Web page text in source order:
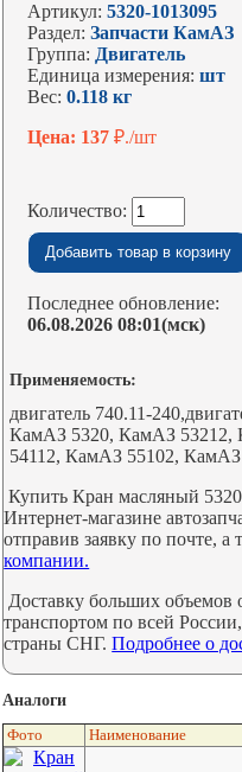
Артикул:5320-1013095
Раздел:Запчасти КамАЗ
Группа: Двигатель
Единица измерения:шт
Вес:0.118 кг
Цена: 137₽./шт
Количество:
Последнее обновление:
06.08.2026 08:01(мск)
Применяемость:
двигатель 740.11-
КамАЗ 5320, КамАЗ
54112, КамАЗ 55102, КамАЗ
Купить Кран масляный
Интернет-магазине
отправив заявку по почте,
компании.
Доставку больших объемов
транспортом по всей
страны СНГ.Подробнее о
Аналоги
Фото Наименование